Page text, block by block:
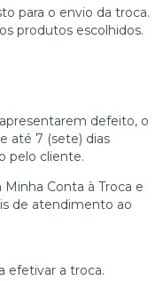
para o envio da troca.
produtos escolhidos.
defeito, o
até 7 (sete) dias
pelo cliente.
Conta à Troca e
de atendimento ao
efetivar a troca.